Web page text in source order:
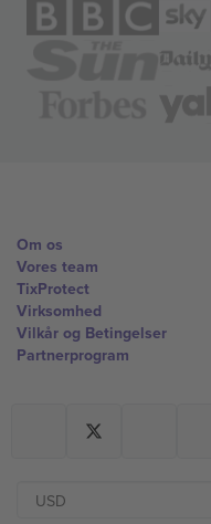
Om os
Vores team
TixProtect
Virksomhed
Vilkår og Betingelser
Partnerprogram